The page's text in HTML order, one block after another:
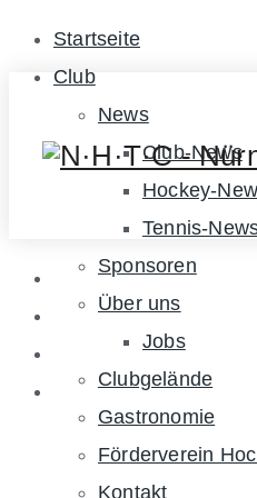
Startseite
Club
News
Club-News
Hockey-
Tennis-
Sponsoren
Über uns
Jobs
Clubgelände
Gastronomie
Förderverein
Kontakt